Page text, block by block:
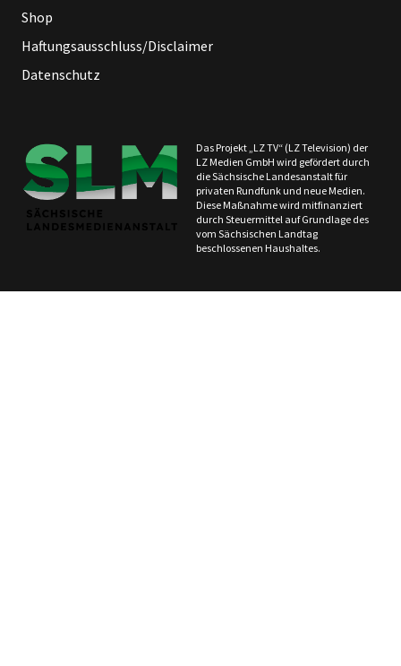
Shop
Haftungsausschluss/Disclaimer
Datenschutz
Das Projekt „LZ TV“ (LZ Television) der
LZ Medien GmbH wird gefördert durch
die Sächsische Landesanstalt für
privaten Rundfunk und neue Medien.
Diese Maßnahme wird mitfinanziert
durch Steuermittel auf Grundlage des
vom Sächsischen Landtag
beschlossenen Haushaltes.